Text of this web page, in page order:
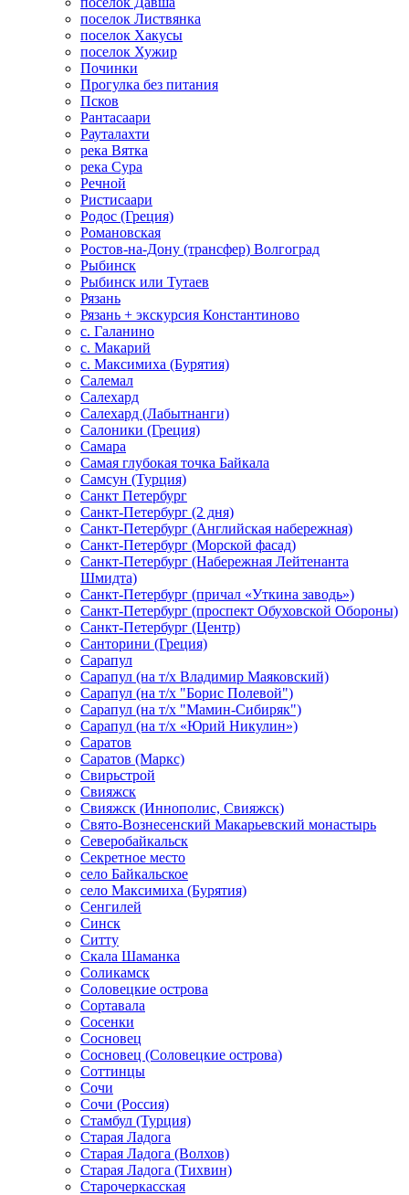
поселок Листвянка
поселок Хакусы
поселок Хужир
Починки
Прогулка без питания
Псков
Рантасаари
Рауталахти
река Вятка
река Сура
Речной
Ристисаари
Родос (Греция)
Романовская
Ростов-на-Дону (трансфер) Волгоград
Рыбинск
Рыбинск или Тутаев
Рязань
Рязань + экскурсия Константиново
с. Галанино
с. Макарий
с. Максимиха (Бурятия)
Салемал
Салехард
Салехард (Лабытнанги)
Салоники (Греция)
Самара
Самая глубокая точка Байкала
Самсун (Турция)
Санкт Петербург
Санкт-Петербург (2 дня)
Санкт-Петербург (Английская набережная)
Санкт-Петербург (Морской фасад)
Санкт-Петербург (Набережная Лейтенанта
Шмидта)
Санкт-Петербург (причал «Уткина заводь»)
Санкт-Петербург (проспект Обуховской Обороны)
Санкт-Петербург (Центр)
Санторини (Греция)
Сарапул
Сарапул (на т/х Владимир Маяковский)
Сарапул (на т/х "Борис Полевой")
Сарапул (на т/х "Мамин-Сибиряк")
Сарапул (на т/х «Юрий Никулин»)
Саратов
Саратов (Маркс)
Свирьстрой
Свияжск
Свияжск (Иннополис, Свияжск)
Свято-Вознесенский Макарьевский монастырь
Северобайкальск
Секретное место
село Байкальское
село Максимиха (Бурятия)
Сенгилей
Синск
Ситту
Скала Шаманка
Соликамск
Соловецкие острова
Сортавала
Сосенки
Сосновец
Сосновец (Соловецкие острова)
Соттинцы
Сочи
Сочи (Россия)
Стамбул (Турция)
Старая Ладога
Старая Ладога (Волхов)
Старая Ладога (Тихвин)
Старочеркасская